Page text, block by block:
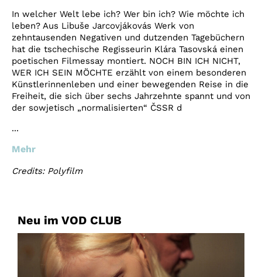
In welcher Welt lebe ich? Wer bin ich? Wie möchte ich
leben? Aus Libuše Jarcovjákovás Werk von
zehntausenden Negativen und dutzenden Tagebüchern
hat die tschechische Regisseurin Klára Tasovská einen
poetischen Filmessay montiert. NOCH BIN ICH NICHT,
WER ICH SEIN MÖCHTE erzählt von einem besonderen
Künstlerinnenleben und einer bewegenden Reise in die
Freiheit, die sich über sechs Jahrzehnte spannt und von
der sowjetisch „normalisierten“ ČSSR d
...
Mehr
Credits: Polyfilm
Neu im VOD CLUB